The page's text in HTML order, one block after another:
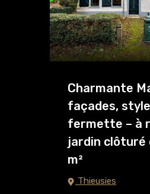
Charmante
façades, style
fermette – à
jardin clôturé
m²
Thieusies